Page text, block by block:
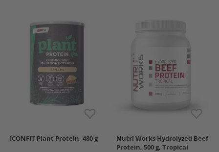
Chocolate
ICONFIT Plant Protein, 480 g
Nutri Works Hydrolyzed Beef
Protein, 500 g, Tropical